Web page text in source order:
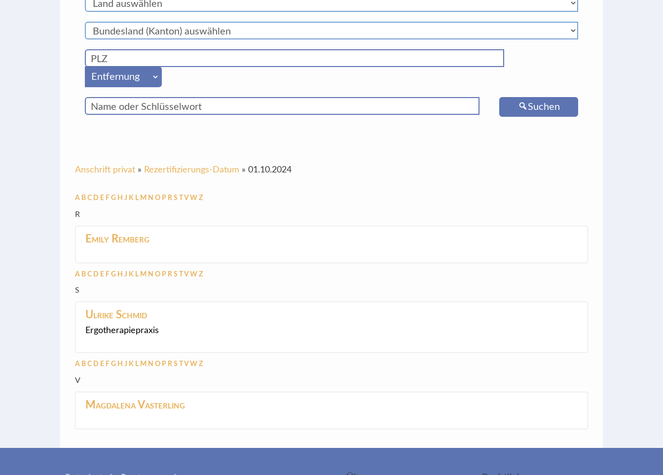
Suchen
Anschrift privat » Rezertifizierungs-Datum » 01.10.2024
A B C D E F G H J K L M N O P R S V W Z
R
Emily Remberg
A B C D E F G H J K L M N O P R S TV W Z
S
Ulrike Schmid
Ergotherapiepraxis
A B C D E F G H J K L M N O P R S V W Z
V
MagdalenaVasterling